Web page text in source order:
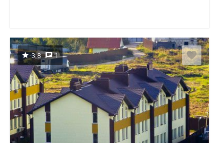
3.8 1